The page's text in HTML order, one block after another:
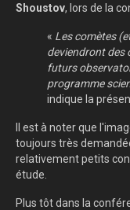
Shoustov, lors de la
« Les comètes
deviendront des
futurs
programme
indique la
Il est à noter que
toujours très
relativement petits
étude.
Plus tôt dans la